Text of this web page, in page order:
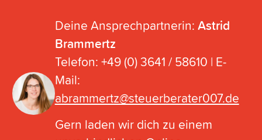
Deine Ansprechpartnerin: Astrid
Brammertz
Telefon: +49 (0) 3641 / 58610 | E-
Mail:
abrammertz@steuerberater007.de
Gern laden wir dich zu einem